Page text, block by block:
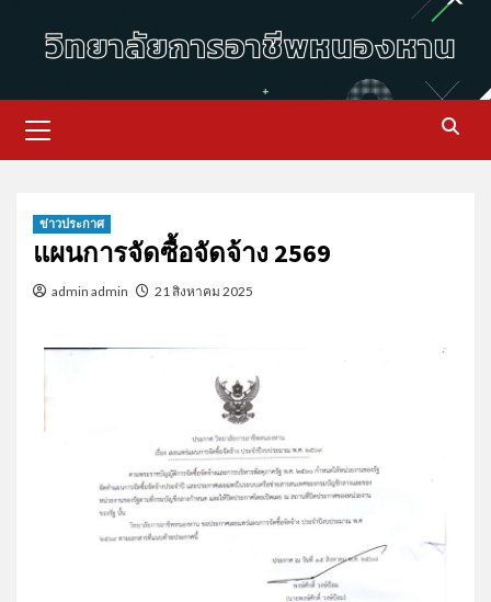
ข่าวประกาศ
แผนการจัดซื้อจัดจ้าง 2569
admin admin 21 สิงหาคม 2025